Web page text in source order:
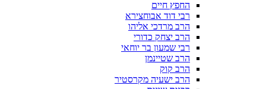
החפץ חיים
רבי דוד אבוחצירא
הרב מרדכי אליהו
הרב יצחק כדורי
רבי שמעון בר יוחאי
הרב שטיינמן
הרב קוק
הרב ישעיה מקרסטיר